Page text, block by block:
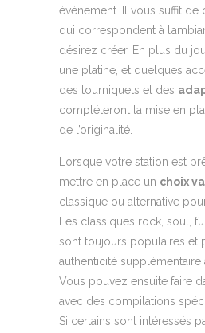
événement. Il vous suffit de
qui correspondent à
désirez créer. En plus du
une platine, et quelques
des tourniquets et des
compléteront la mise en
de l’originalité.
Lorsque votre station est
mettre en place un choix
classique ou alternative
Les classiques rock, soul,
sont toujours populaires et
authenticité supplémentaire
Vous pouvez ensuite faire
avec des compilations
Si certains sont intéressés